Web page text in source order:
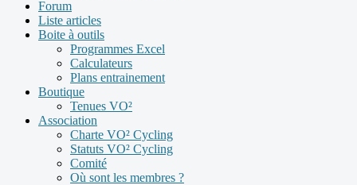
Forum
Liste articles
Boite à outils
Programmes Excel
Calculateurs
Plans entrainement
Boutique
Tenues VO²
Association
Charte VO² Cycling
Statuts VO² Cycling
Comité
Où sont les membres ?